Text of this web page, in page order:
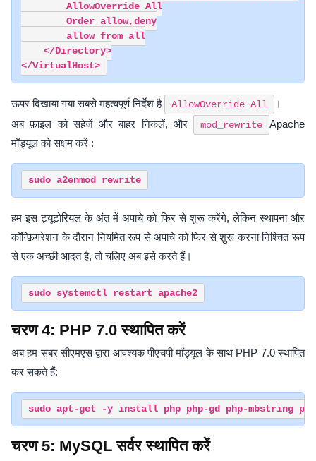
        AllowOverride All
        Order allow,deny
        allow from all
    </Directory>
ऊपर दिखाया गया सबसे महत्वपूर्ण निर्देश है AllowOverride All
।
अब फ़ाइल को सहेजें और बाहर निकलें, और
mod_rewrite
Apache
मॉड्यूल को सक्षम करें :
हम इस ट्यूटोरियल के अंत में अपाचे को फिर से शुरू करेंगे, लेकिन स्थापना और
कॉन्फ़िगरेशन के दौरान नियमित रूप से अपाचे को फिर से शुरू करना निश्चित रूप
से एक अच्छी आदत है, तो चलिए अब इसे करते हैं।
चरण 4: PHP 7.0 स्थापित करें
अब हम सबर सीएमएस द्वारा आवश्यक पीएचपी मॉड्यूल के साथ PHP 7.0 स्थापित
कर सकते हैं:
चरण 5: MySQL सर्वर स्थापित करें